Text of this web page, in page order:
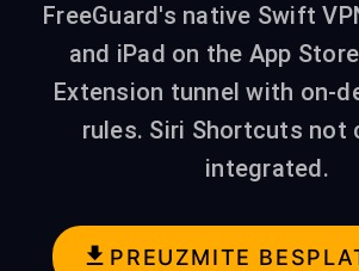
FreeGuard's native Swift
and iPad on the App
Extension tunnel with on-
rules. Siri Shortcuts not
integrated.
PREUZMITE